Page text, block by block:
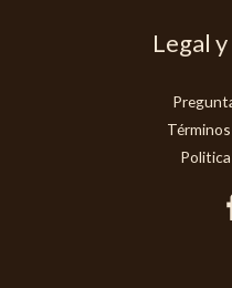
Legal